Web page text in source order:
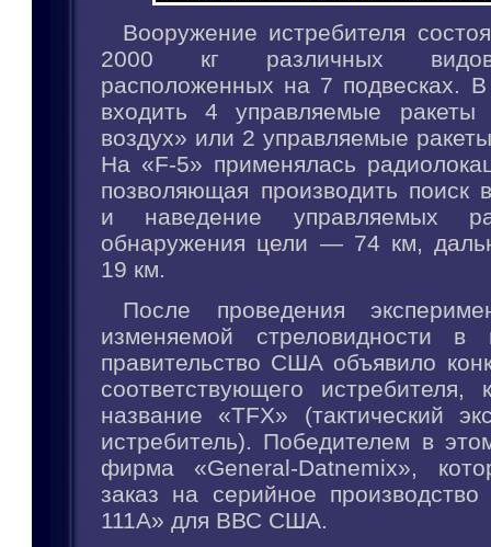
Вооружение истребителя
2000 кг различных
расположенных на 7 подвесках.
входить 4 управляемые ракеты
воздух» или 2 управляемые
На «F-5» применялась
позволяющая производить поиск
и наведение управляемых
обнаружения цели — 74 км,
19 км.
После проведения
изменяемой стреловидности в
правительство США объявило
соответствующего истребителя,
название «TFX» (тактический
истребитель). Победителем в
фирма «General-Datnemix»,
заказ на серийное производство
111A» для ВВС США.